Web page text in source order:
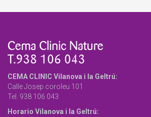
Cema Clinic Nature
T.938 106 043
CEMA CLINIC Vilanova i la Geltrú:
Calle Josep coroleu 101
Tel. 938 106 043
Horario Vilanova i la Geltrú: